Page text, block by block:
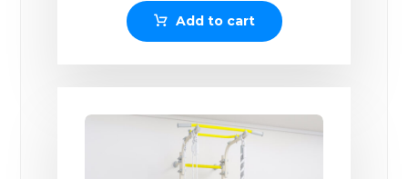
Add to cart